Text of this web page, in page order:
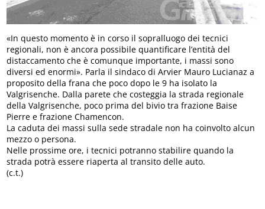
«In questo momento è in corso il sopralluogo dei tecnici
regionali, non è ancora possibile quantificare l’entità del
distaccamento che è comunque importante, i massi sono
diversi ed enormi». Parla il sindaco di Arvier Mauro Lucianaz a
proposito della frana che poco dopo le 9 ha isolato la
Valgrisenche. Dalla parete che costeggia la strada regionale
della Valgrisenche, poco prima del bivio tra frazione Baise
Pierre e frazione Chamencon.
La caduta dei massi sulla sede stradale non ha coinvolto alcun
mezzo o persona.
Nelle prossime ore, i tecnici potranno stabilire quando la
strada potrà essere riaperta al transito delle auto.
(c.t.)